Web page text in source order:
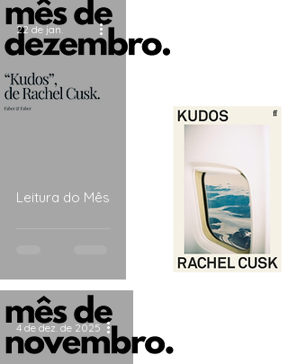
Leitura do Mês
22 de jan.
4 de dez. de 2025